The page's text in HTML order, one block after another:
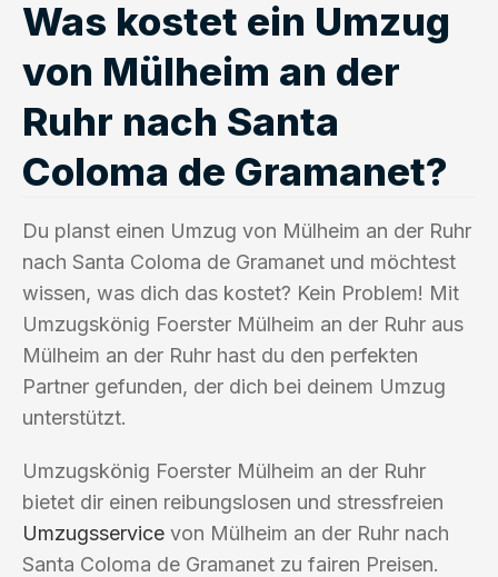
Was kostet ein Umzug
von Mülheim an der
Ruhr nach Santa
Coloma de Gramanet?
Du planst einen Umzug von Mülheim an der Ruhr
nach Santa Coloma de Gramanet und möchtest
wissen, was dich das kostet? Kein Problem! Mit
Umzugskönig Foerster Mülheim an der Ruhr aus
Mülheim an der Ruhr hast du den perfekten
Partner gefunden, der dich bei deinem Umzug
unterstützt.
Umzugskönig Foerster Mülheim an der Ruhr
bietet dir einen reibungslosen und stressfreien
Umzugsservice von Mülheim an der Ruhr nach
Santa Coloma de Gramanet zu fairen Preisen.